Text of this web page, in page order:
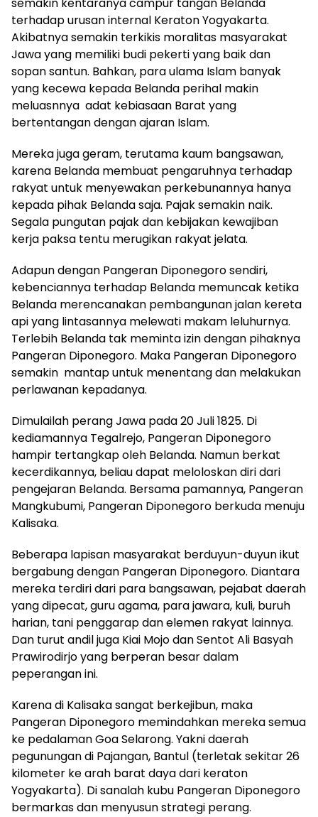
terhadap urusan internal Keraton Yogyakarta.
Akibatnya semakin terkikis moralitas masyarakat
Jawa yang memiliki budi pekerti yang baik dan
sopan santun. Bahkan, para ulama Islam banyak
yang kecewa kepada Belanda perihal makin
meluasnnya adat kebiasaan Barat yang
bertentangan dengan ajaran Islam.
Mereka juga geram, terutama kaum bangsawan,
karena Belanda membuat pengaruhnya terhadap
rakyat untuk menyewakan perkebunannya hanya
kepada pihak Belanda saja. Pajak semakin naik.
Segala pungutan pajak dan kebijakan kewajiban
kerja paksa tentu merugikan rakyat jelata.
Adapun dengan Pangeran Diponegoro sendiri,
kebenciannya terhadap Belanda memuncak ketika
Belanda merencanakan pembangunan jalan kereta
api yang lintasannya melewati makam leluhurnya.
Terlebih Belanda tak meminta izin dengan pihaknya
Pangeran Diponegoro. Maka Pangeran Diponegoro
semakin mantap untuk menentang dan melakukan
perlawanan kepadanya.
Dimulailah perang Jawa pada 20 Juli 1825. Di
kediamannya Tegalrejo, Pangeran Diponegoro
hampir tertangkap oleh Belanda. Namun berkat
kecerdikannya, beliau dapat meloloskan diri dari
pengejaran Belanda. Bersama pamannya, Pangeran
Mangkubumi, Pangeran Diponegoro berkuda menuju
Kalisaka.
Beberapa lapisan masyarakat berduyun-duyun ikut
bergabung dengan Pangeran Diponegoro. Diantara
mereka terdiri dari para bangsawan, pejabat daerah
yang dipecat, guru agama, para jawara, kuli, buruh
harian, tani penggarap dan elemen rakyat lainnya.
Dan turut andil juga Kiai Mojo dan Sentot Ali Basyah
Prawirodirjo yang berperan besar dalam
peperangan ini.
Karena di Kalisaka sangat berkejibun, maka
Pangeran Diponegoro memindahkan mereka semua
ke pedalaman Goa Selarong. Yakni daerah
pegunungan di Pajangan, Bantul (terletak sekitar 26
kilometer ke arah barat daya dari keraton
Yogyakarta). Di sanalah kubu Pangeran Diponegoro
bermarkas dan menyusun strategi perang.